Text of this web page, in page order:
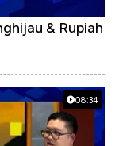
& Rupiah
08:34